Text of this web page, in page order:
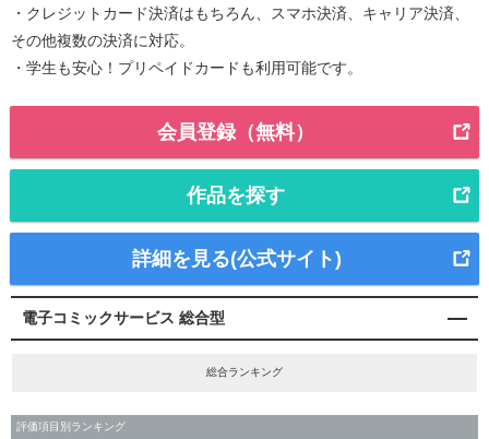
・クレジットカード決済はもちろん、スマホ決済、キャリア決済、
その他複数の決済に対応。
・学生も安心！プリペイドカードも利用可能です。
会員登録（無料）
作品を探す
詳細を見る(公式サイト)
電子コミックサービス 総合型
総合ランキング
評価項目別ランキング